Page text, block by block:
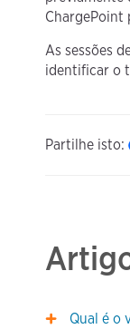
ChargePoint
As sessões
identificar o
Partilhe isto:
Qual é o